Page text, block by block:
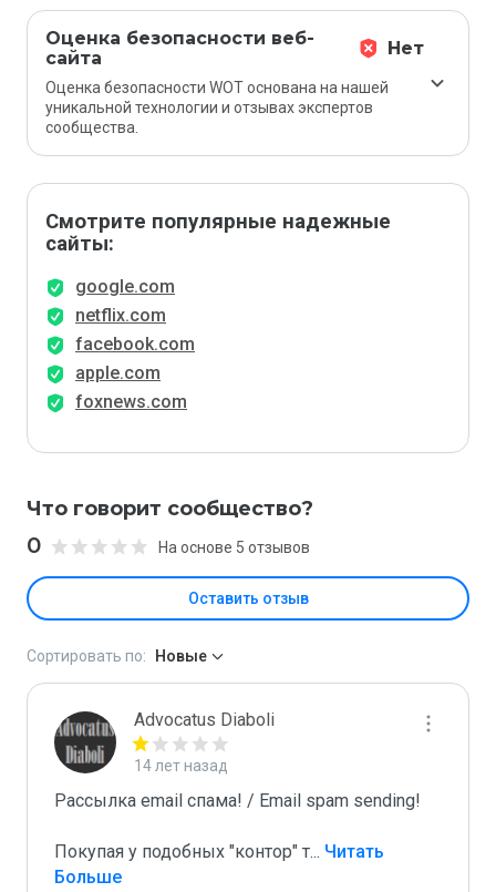
Оценка безопасности веб-
сайта
Нет
Оценка безопасности WOT основана на нашей
уникальной технологии и отзывах экспертов
сообщества.
Смотрите популярные надежные
сайты:
google.com
netflix.com
facebook.com
apple.com
foxnews.com
Что говорит сообщество?
0 На основе 5 отзывов
Оставить отзыв
Сортировать по: Новые
Advocatus Diaboli
14 лет назад
Рассылка email спама! / Email spam sending!
Покупая у подобных "контор" т... Читать
Больше